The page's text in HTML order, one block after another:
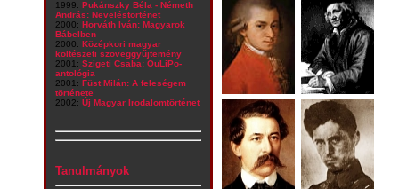
1999: Pukánszky Béla - Németh
András: Neveléstörténet
2000: Horváth Iván: Magyarok
Bábelben
2000: Középkori magyar
költészeti szöveggyűjtemény
2001: Szigeti Csaba: OuLiPo-
antológia
2001: Füst Milán: A feleségem
története
2002: Új Magyar Irodalomtörténet
Tanulmányok